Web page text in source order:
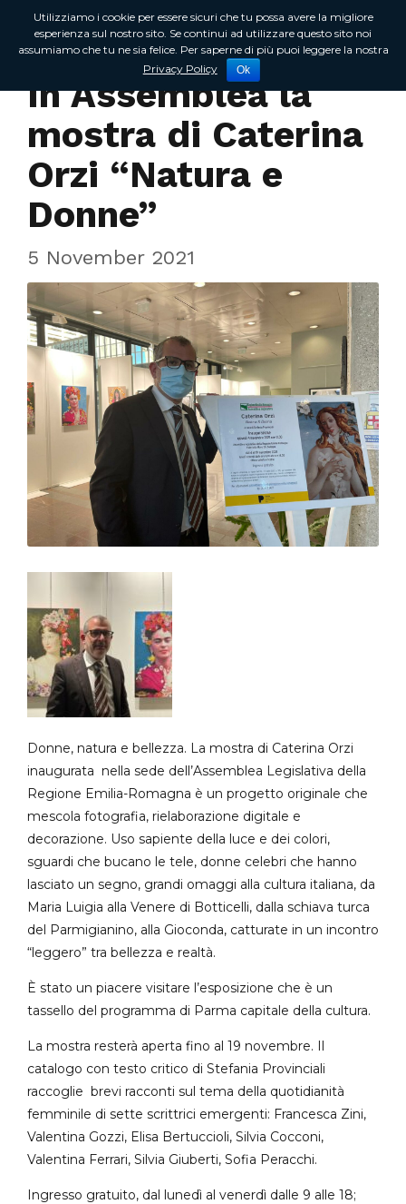
In Regione
In Assemblea la
mostra di Caterina
Orzi “Natura e
Donne”
5 November 2021
Donne, natura e bellezza. La mostra di Caterina Orzi
inaugurata nella sede dell’Assemblea Legislativa della
Regione Emilia-Romagna è un progetto originale che
mescola fotografia, rielaborazione digitale e
decorazione. Uso sapiente della luce e dei colori,
sguardi che bucano le tele, donne celebri che hanno
lasciato un segno, grandi omaggi alla cultura italiana, da
Maria Luigia alla Venere di Botticelli, dalla schiava turca
del Parmigianino, alla Gioconda, catturate in un incontro
“leggero” tra bellezza e realtà.
È stato un piacere visitare l’esposizione che è un
tassello del programma di Parma capitale della cultura.
La mostra resterà aperta fino al 19 novembre. Il
catalogo con testo critico di Stefania Provinciali
raccoglie brevi racconti sul tema della quotidianità
femminile di sette scrittrici emergenti: Francesca Zini,
Valentina Gozzi, Elisa Bertuccioli, Silvia Cocconi,
Valentina Ferrari, Silvia Giuberti, Sofia Peracchi.
Ingresso gratuito, dal lunedì al venerdì dalle 9 alle 18;
Utilizziamo i cookie per essere sicuri che tu possa avere la migliore
esperienza sul nostro sito. Se continui ad utilizzare questo sito noi
assumiamo che tu ne sia felice. Per saperne di più puoi leggere la nostra
Privacy Policy
Ok